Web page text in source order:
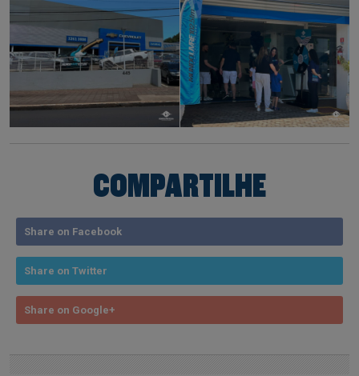
COMPARTILHE
Share on Facebook
Share on Twitter
Share on Google+